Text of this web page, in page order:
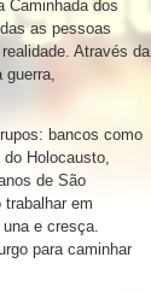
Caminhada dos
as pessoas
Através da
bancos como
Holocausto,
de São
em
e cresça.
para caminhar